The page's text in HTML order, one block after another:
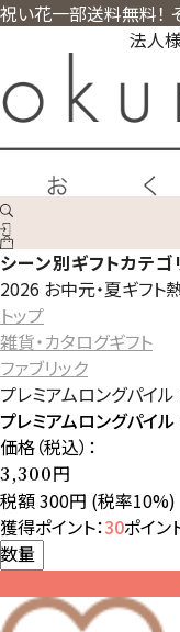
祝い花一部送料無料！
法人
シーン別ギフトカテゴ
2026 お中元・夏ギフト
トップ
雑貨・カタログギフト
ファブリック
プレミアムロングパイ
プレミアムロングパイ
価格（税込）：
3,300円
税額 300円 (税率10%)
獲得ポイント：30ポイン
数量